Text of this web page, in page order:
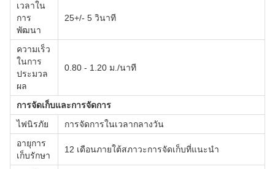
เวลาใน
การ
พัฒนา
25+/- 5 วินาที
ความเร็ว
ในการ
ประมวล
ผล
0.80 - 1.20 ม./นาที
การจัดเก็บและการจัดการ
ไฟนิรภัย
การจัดการในเวลากลางวัน
อายุการ
เก็บรักษา
12 เดือนภายใต้สภาวะการจัดเก็บที่แนะนำ